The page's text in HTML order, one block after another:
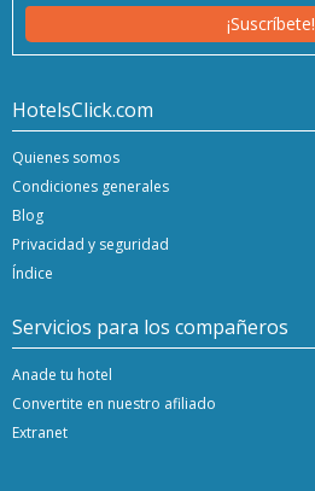
¡Suscríbete!
HotelsClick.com
Quienes somos
Condiciones generales
Blog
Privacidad y seguridad
Índice
Servicios para los compañeros
Anade tu hotel
Convertite en nuestro afiliado
Extranet